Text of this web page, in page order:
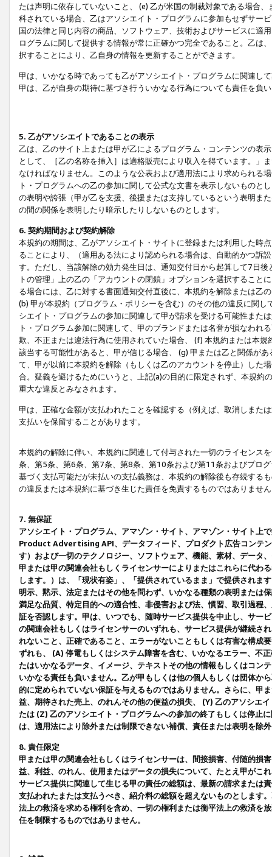
たは声明に依存していないこと、 (e) 乙が米国の制裁対象である場合
科されている場合、乙はアソシエイト・プログラムに参加もせずサー
国の法律と同じ内容の商品、ソフトウェア、技術およびサービスに適
ログラムに関して提供する情報が常に正確かつ完全であること。乙は
択することにより、乙自身の情報を更新することができます。
甲は、いかなる時であっても乙がアソシエイト・プログラムに関連し
甲は、乙が自身の期待に基づき行ういかなる行為についても責任を負
5. 乙がアソシエイトであることの表示
乙は、乙のサイト上または甲が乙によるプログラム・コンテンツの表
として、［乙の名称を挿入］は適格販売により収入を得ています。」
なければなりません。このような公表および適用法により求められる
ト・プログラムへの乙の参加に関して公式な文書を表示しないもの
の表明や誇張（甲が乙を支援、後援または支持しているという表明ま
の間の関係を表明したり暗示したりしないものとします。
6. 契約期間および契約解除
本規約の期間は、乙がアソシエイト・サイトに登録または利用した時
ることにより、（適用ある法により認められる場合は、自動的かつ訴
す。ただし、当該解除の効力発生日は、通知交付日から起算して7日
トの管理」上の乙の「アカウントの閉鎖」オプションを選択するこ
る場合には、乙に対する書面通知交付直後に、本規約を解除または乙
(b) 甲が本規約（プログラム・ポリシーを含む）のその他の違反に関
シエイト・プログラムの参加に関連して甲が請求を受ける可能性また
ト・プログラム参加に関連して、甲のブランドまたは名誉が損なわれ
欺、不正または違法行為に使用されていた場合、 (f) 本規約または本
該当する可能性があると、甲が信じる場合、 (g) 甲または乙と関係が
て、甲が以前に本規約を解除（もしくは乙のアカウントを停止）した
合。疑義を避けるためにいうと、上記(a)の目的に限定されず、本規
重大な違反とみなされます。
甲は、正確な金額が支払われたことを確認する（例えば、取消しまた
支払いを保留することがあります。
本規約の解除に伴い、本規約に関連して付与された一切のライセンス
条、第5条、第6条、第7条、第8条、第10条および第11条およびプロ
基づく支払可能だが未払いの支払義務は、本規約の解除後も存続する
の違反または本規約に基づき生じた責任を免責するものではありませ
7. 無保証
アソシエイト・プログラム、アマゾン・サイト、アマゾン・サイト上
Product Advertising API、データフィード、プロダクト広告コンテ
す）および一切のテクノロジー、ソフトウェア、機能、素材、データ
甲または甲の関連会社もしくライセンサーによりまたはこれらに代わ
します。）は、「現状有姿」、「提供されているまま」で提供されま
明示、黙示、法定またはその他を問わず、いかなる種類の表明または
満足な品質、特定目的への適合性、非侵害および法、慣習、取引過程
証を否認します。甲は、いつでも、随時サービス提供を中止し、サー
の関連会社もしくはライセンサーのいずれも、サービス提供が継続さ
れないこと、正確であること、エラーがないこともしくは有害な構成
ずれも、 (A) 停電もしくはシステム障害を含む、いかなるエラー、不
たはいかなるデータ、イメージ、テキストその他の情報もしくはコン
いかなる責任も負いません。乙が甲もしくは他の個人もしくは団体か
的に定められていない保証を与えるものではありません。さらに、甲
益、期待された売上、のれんその他の便益の損失、 (Y) 乙のアソシエ
たは (Z) 乙のアソシエイト・プログラムへの参加の終了もしくは停止
は、適用法により除外または制限できない補償、責任または表明を除
8. 責任限定
甲または甲の関連会社もしくはライセンサーは、間接損害、付随的損
益、利益、のれん、使用またはデータの損失について、たとえ甲がこ
サービス提供に関連して生じる甲の責任の総額は、最新の請求または
支払われたまたは支払うべき、紹介料の総額を超えないものとします
法上の救済を求める権利を含め、一切の権利または衡平法上の救済を
任を制限するものではありません。